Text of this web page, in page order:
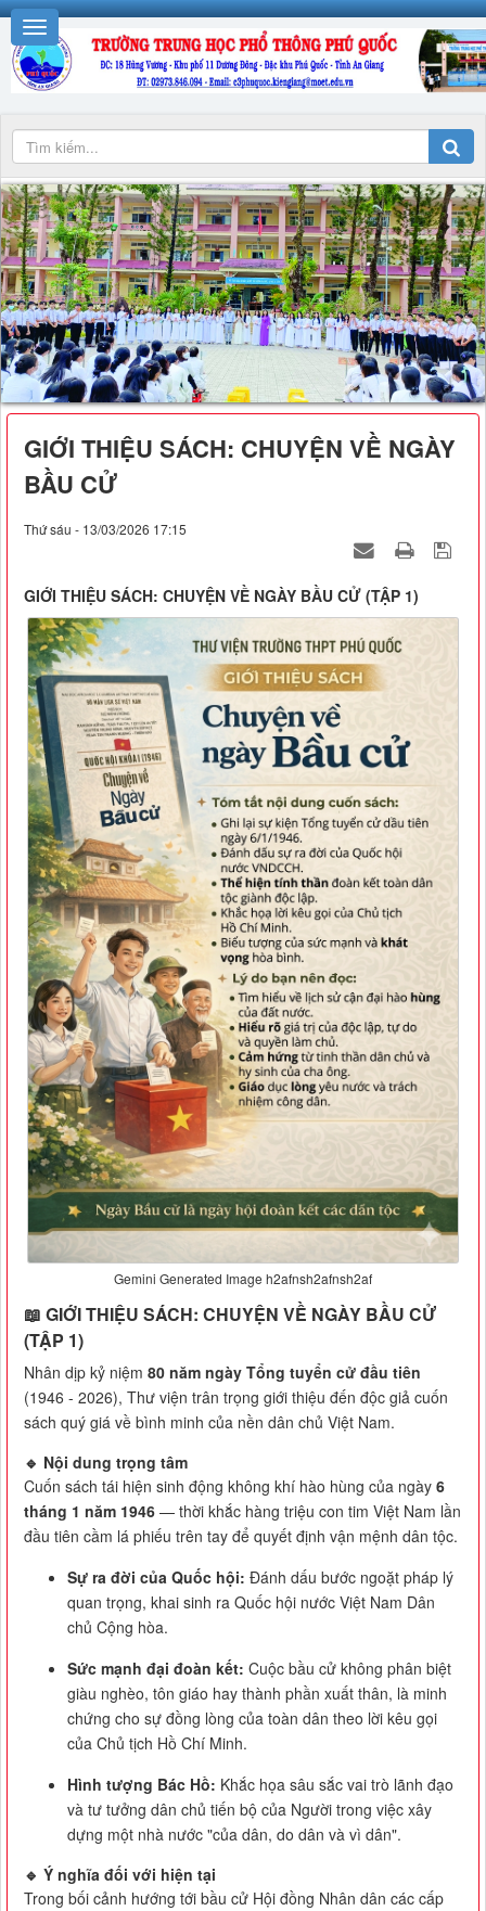
GIỚI THIỆU SÁCH: CHUYỆN VỀ NGÀY
BẦU CỬ
Thứ sáu - 13/03/2026 17:15
GIỚI THIỆU SÁCH: CHUYỆN VỀ NGÀY BẦU CỬ (TẬP 1)
Gemini Generated Image h2afnsh2afnsh2af
📖 GIỚI THIỆU SÁCH: CHUYỆN VỀ NGÀY BẦU CỬ
(TẬP 1)
Nhân dịp kỷ niệm 80 năm ngày Tổng tuyển cử đầu tiên
(1946 - 2026), Thư viện trân trọng giới thiệu đến độc giả cuốn
sách quý giá về bình minh của nền dân chủ Việt Nam.
🔹 Nội dung trọng tâm
Cuốn sách tái hiện sinh động không khí hào hùng của ngày 6
tháng 1 năm 1946 — thời khắc hàng triệu con tim Việt Nam lần
đầu tiên cầm lá phiếu trên tay để quyết định vận mệnh dân tộc.
Sự ra đời của Quốc hội: Đánh dấu bước ngoặt pháp lý
quan trọng, khai sinh ra Quốc hội nước Việt Nam Dân
chủ Cộng hòa.
Sức mạnh đại đoàn kết: Cuộc bầu cử không phân biệt
giàu nghèo, tôn giáo hay thành phần xuất thân, là minh
chứng cho sự đồng lòng của toàn dân theo lời kêu gọi
của Chủ tịch Hồ Chí Minh.
Hình tượng Bác Hồ: Khắc họa sâu sắc vai trò lãnh đạo
và tư tưởng dân chủ tiến bộ của Người trong việc xây
dựng một nhà nước "của dân, do dân và vì dân".
🔹 Ý nghĩa đối với hiện tại
Trong bối cảnh hướng tới bầu cử Hội đồng Nhân dân các cấp